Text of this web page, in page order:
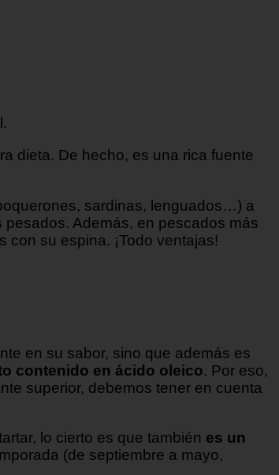
dieta. De hecho, es una rica fuente
sardinas, lenguados…) a
Además, en pescados más
su espina. ¡Todo ventajas!
en su sabor, sino que además es
contenido en ácido oleico. Por eso,
superior, debemos tener en cuenta
lo cierto es que también es un
(de septiembre a mayo,